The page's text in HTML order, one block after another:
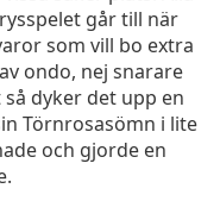
går till när
som vill bo extra
ondo, nej snarare
dyker det upp en
Törnrosasömn i lite
och gjorde en